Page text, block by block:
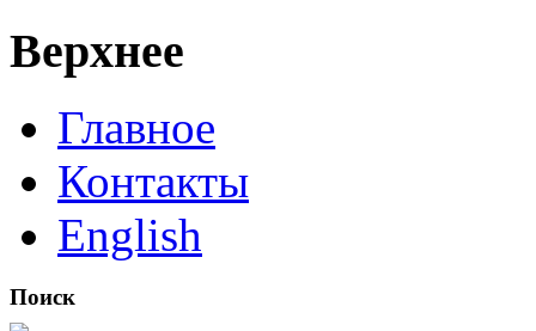
Верхнее
Главное
Контакты
English
Поиск